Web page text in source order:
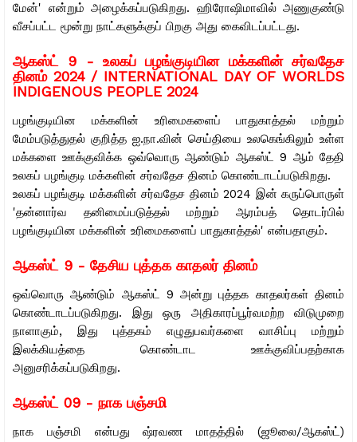
மேன்' என்றும் அழைக்கப்படுகிறது. ஹிரோஷிமாவில் அணுகுண்டு
வீசப்பட்ட மூன்று நாட்களுக்குப் பிறகு அது கைவிடப்பட்டது.
ஆகஸ்ட் 9 - உலகப் பழங்குடியின மக்களின் சர்வதேச
தினம் 2024 / INTERNATIONAL DAY OF WORLDS
INDIGENOUS PEOPLE 2024
பழங்குடியின மக்களின் உரிமைகளைப் பாதுகாத்தல் மற்றும்
மேம்படுத்துதல் குறித்த ஐ.நா.வின் செய்தியை உலகெங்கிலும் உள்ள
மக்களை ஊக்குவிக்க ஒவ்வொரு ஆண்டும் ஆகஸ்ட் 9 ஆம் தேதி
உலகப் பழங்குடி மக்களின் சர்வதேச தினம் கொண்டாடப்படுகிறது.
உலகப் பழங்குடி மக்களின் சர்வதேச தினம் 2024 இன் கருப்பொருள்
'தன்னார்வ தனிமைப்படுத்தல் மற்றும் ஆரம்பத் தொடர்பில்
பழங்குடியின மக்களின் உரிமைகளைப் பாதுகாத்தல்' என்பதாகும்.
ஆகஸ்ட் 9 - தேசிய புத்தக காதலர் தினம்
ஒவ்வொரு ஆண்டும் ஆகஸ்ட் 9 அன்று புத்தக காதலர்கள் தினம்
கொண்டாடப்படுகிறது. இது ஒரு அதிகாரப்பூர்வமற்ற விடுமுறை
நாளாகும், இது புத்தகம் எழுதுபவர்களை வாசிப்பு மற்றும்
இலக்கியத்தை கொண்டாட ஊக்குவிப்பதற்காக
அனுசரிக்கப்படுகிறது.
ஆகஸ்ட் 09 - நாக பஞ்சமி
நாக பஞ்சமி என்பது ஷ்ரவண மாதத்தில் (ஜூலை/ஆகஸ்ட்)